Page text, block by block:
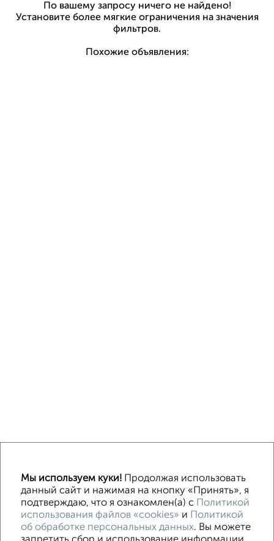
По вашему запросу ничего не найдено!
Установите более мягкие ограничения на значения
фильтров.
Похожие объявления:
Однокомнатные Двухкомнатные
Без посредников
На длительный срок На сутки Без мебели
Контакты
Политика конфиденциальности
Пользовательское соглашение
Волгоград, улица Огарёва 15
Мы используем куки! Продолжая использовать
данный сайт и нажимая на кнопку «Принять», я
подтверждаю, что я ознакомлен(а) с Политикой
использования файлов «cookies» и Политикой
об обработке персональных данных. Вы можете